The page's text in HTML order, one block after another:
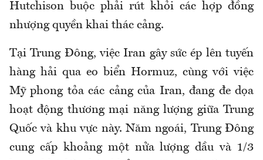
Hutchison buộc phải rút khỏi các hợp đồng
nhượng quyền khai thác cảng.
Tại Trung Đông, việc Iran gây sức ép lên tuyến
hàng hải qua eo biển Hormuz, cùng với việc
Mỹ phong tỏa các cảng của Iran, đang đe dọa
hoạt động thương mại năng lượng giữa Trung
Quốc và khu vực này. Năm ngoái, Trung Đông
cung cấp khoảng một nửa lượng dầu và 1/3